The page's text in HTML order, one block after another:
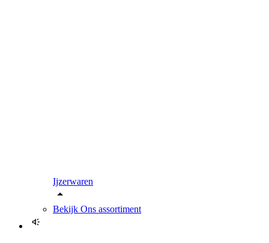
Ijzerwaren
Bekijk Ons assortiment